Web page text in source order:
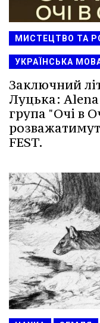
МИСТЕЦТВО ТА
УКРАЇНСЬКА
Заключний
Луцька:
група "Очі в
FEST.